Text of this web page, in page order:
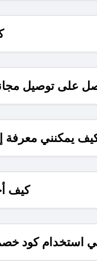
على توصيل
يمكنني معرفة
كيف
استخدام كود